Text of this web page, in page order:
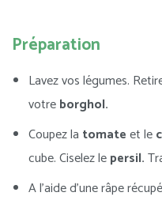
Préparation
Lavez vos légumes.
votreborghol.
Coupez la tomateet le
cube. Ciselez lepersil.
A l’aide d’une râpe